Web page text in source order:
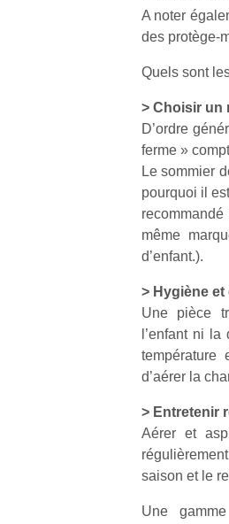
A noter
des protège-
Quels sont
> Choisir un
D’ordre
ferme »
Le sommier
pourquoi il
même
d’enfant.).
> Hygiène
Une pièce
l’enfant ni
température
d’aérer la
> Entretenir
Aérer et
saison et le
Une